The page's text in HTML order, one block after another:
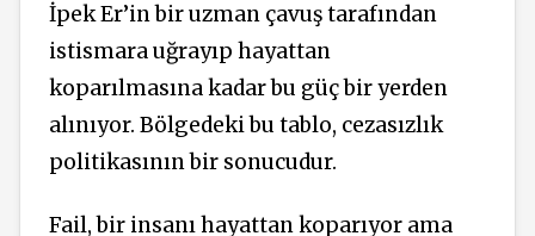
İpek Er’in bir uzman çavuş tarafından
istismara uğrayıp hayattan
koparılmasına kadar bu güç bir yerden
alınıyor. Bölgedeki bu tablo, cezasızlık
politikasının bir sonucudur.
Fail, bir insanı hayattan koparıyor ama